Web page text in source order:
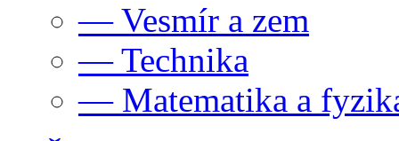
— Vesmír a zem
— Technika
— Matematika a